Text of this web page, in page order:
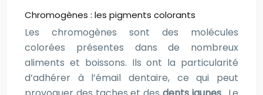
Chromogènes : les pigments colorants
Les chromogènes sont des molécules
colorées présentes dans de nombreux
aliments et boissons. Ils ont la particularité
d’adhérer à l’émail dentaire, ce qui peut